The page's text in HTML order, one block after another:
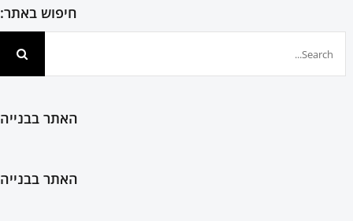
חיפוש באתר:
האתר בבנייה
האתר בבנייה